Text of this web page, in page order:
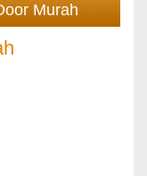
Murah